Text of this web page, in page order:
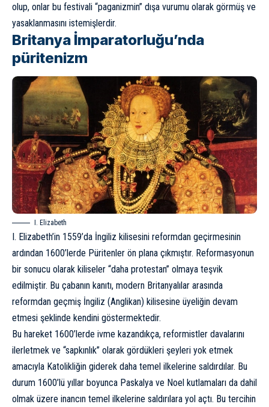
olup, onlar bu festivali “paganizmin” dışa vurumu olarak görmüş ve
yasaklanmasını istemişlerdir.
Britanya İmparatorluğu’nda
püritenizm
I. Elizabeth
I. Elizabeth’in 1559’da İngiliz kilisesini reformdan geçirmesinin
ardından 1600’lerde Püritenler ön plana çıkmıştır. Reformasyonun
bir sonucu olarak kiliseler “daha protestan” olmaya teşvik
edilmiştir. Bu çabanın kanıtı, modern Britanyalılar arasında
reformdan geçmiş İngiliz (Anglikan) kilisesine üyeliğin devam
etmesi şeklinde kendini göstermektedir.
Bu hareket 1600’lerde ivme kazandıkça, reformistler davalarını
ilerletmek ve “sapkınlık” olarak gördükleri şeyleri yok etmek
amacıyla Katolikliğin giderek daha temel ilkelerine saldırdılar. Bu
durum 1600’lü yıllar boyunca Paskalya ve Noel kutlamaları da dahil
olmak üzere inancın temel ilkelerine saldırılara yol açtı. Bu tercihin